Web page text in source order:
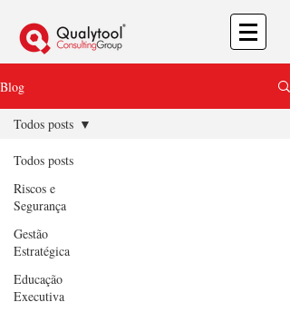
Blog
Todos posts
Riscos e
Segurança
Gestão
Estratégica
Educação
Executiva
Todos posts